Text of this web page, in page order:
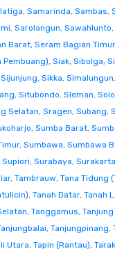
, Samarinda, Sambas,
, Sarolangun, Sawahlunto,
Barat, Seram Bagian Timur
Pembuang), Siak, Sibolga,
Sijunjung, Sikka, Simalungun,
, Situbondo, Sleman,
Selatan, Sragen, Subang,
, Sumba Barat,
, Sumbawa, Sumbawa
Supiori, Surabaya, Surakarta
, Tambrauw, Tana Tidung
, Tanah Datar, Tanah
, Tanggamus,
, Tanjungpinang,
Utara, Tapin (Rantau),